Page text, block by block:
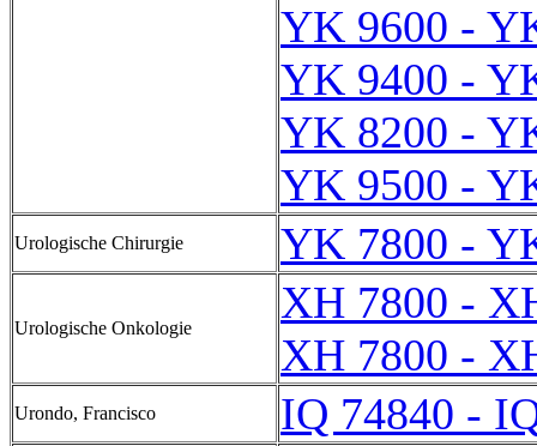
YK 9600 -
YK 9400 -
YK 8200 -
YK 9500 -
Urologische Chirurgie YK 7800 -
Urologische Onkologie
XH 7800 -
XH 7800 -
Urondo, Francisco IQ 74840 -